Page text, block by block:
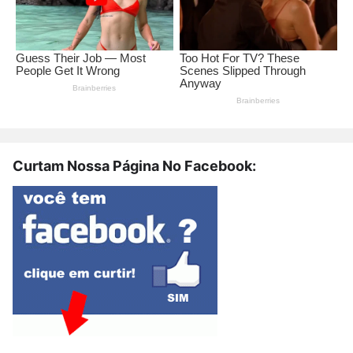
Curtam Nossa Página No Facebook: